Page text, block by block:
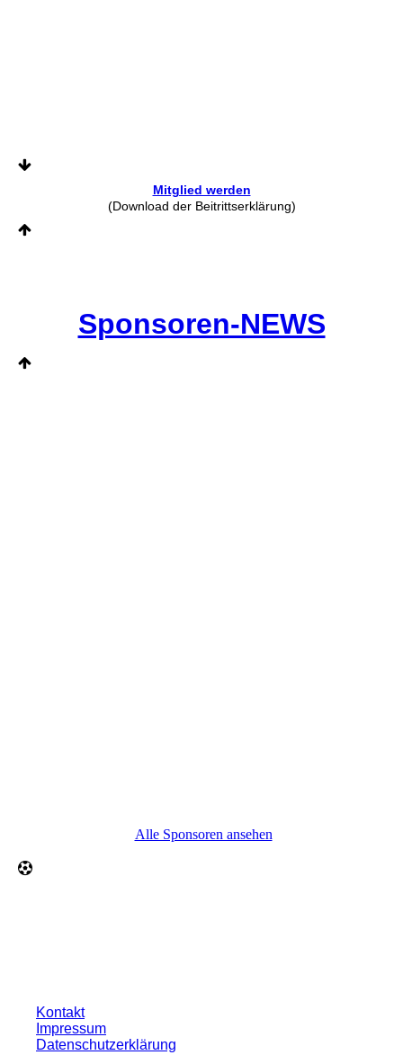
Mitglied werden
(Download der Beitrittserklärung)
Sponsoren-NEWS
Alle Sponsoren ansehen
Kontakt
Impressum
Datenschutzerklärung